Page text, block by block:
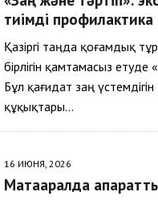
тиімді профилактика
Қазіргі таңда қоғамдық
бірлігін қамтамасыз
Бұл қағидат заң
құқықтары…
16 ИЮНЯ, 2026
Мақтааралда